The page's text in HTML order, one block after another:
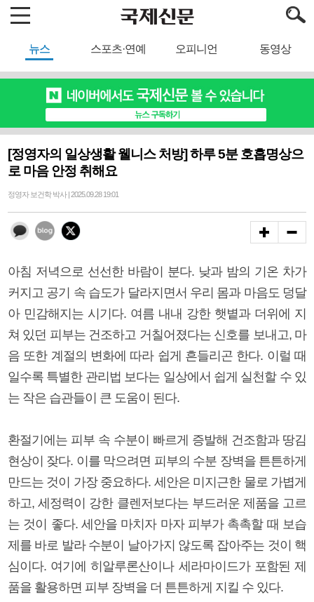
뉴스 스포츠·연예 오피니언 동영상
[정영자의 일상생활 웰니스 처방] 하루 5분 호흡명상으
로 마음 안정 취해요
정영자 보건학 박사 | 2025.09.28 19:01
아침 저녁으로 선선한 바람이 분다. 낮과 밤의 기온 차가
커지고 공기 속 습도가 달라지면서 우리 몸과 마음도 덩달
아 민감해지는 시기다. 여름 내내 강한 햇볕과 더위에 지
쳐 있던 피부는 건조하고 거칠어졌다는 신호를 보내고, 마
음 또한 계절의 변화에 따라 쉽게 흔들리곤 한다. 이럴 때
일수록 특별한 관리법 보다는 일상에서 쉽게 실천할 수 있
는 작은 습관들이 큰 도움이 된다.
환절기에는 피부 속 수분이 빠르게 증발해 건조함과 땅김
현상이 잦다. 이를 막으려면 피부의 수분 장벽을 튼튼하게
만드는 것이 가장 중요하다. 세안은 미지근한 물로 가볍게
하고, 세정력이 강한 클렌저보다는 부드러운 제품을 고르
는 것이 좋다. 세안을 마치자 마자 피부가 촉촉할 때 보습
제를 바로 발라 수분이 날아가지 않도록 잡아주는 것이 핵
심이다. 여기에 히알루론산이나 세라마이드가 포함된 제
품을 활용하면 피부 장벽을 더 튼튼하게 지킬 수 있다.